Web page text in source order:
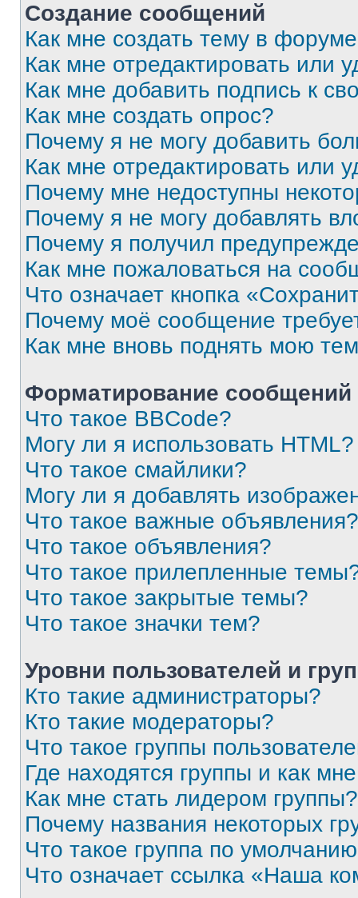
Создание сообщений
Как мне создать тему в
Как мне отредактировать или
Как мне добавить подпись к
Как мне создать опрос?
Почему я не могу добавить
Как мне отредактировать или
Почему мне недоступны
Почему я не могу добавлять
Почему я получил
Как мне пожаловаться на
Что означает кнопка
Почему моё сообщение
Как мне вновь поднять мою
Форматирование
Что такое BBCode?
Могу ли я использовать HTML?
Что такое смайлики?
Могу ли я добавлять
Что такое важные объявления?
Что такое объявления?
Что такое прилепленные
Что такое закрытые темы?
Что такое значки тем?
Уровни пользователей и
Кто такие администраторы?
Кто такие модераторы?
Что такое группы
Где находятся группы и как
Как мне стать лидером группы?
Почему названия некоторых
Что такое группа по
Что означает ссылка «Наша